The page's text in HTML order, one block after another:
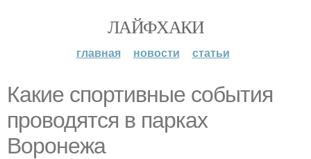
ЛАЙФХАКИ
главная новости статьи
Какие спортивные события
проводятся в парках
Воронежа